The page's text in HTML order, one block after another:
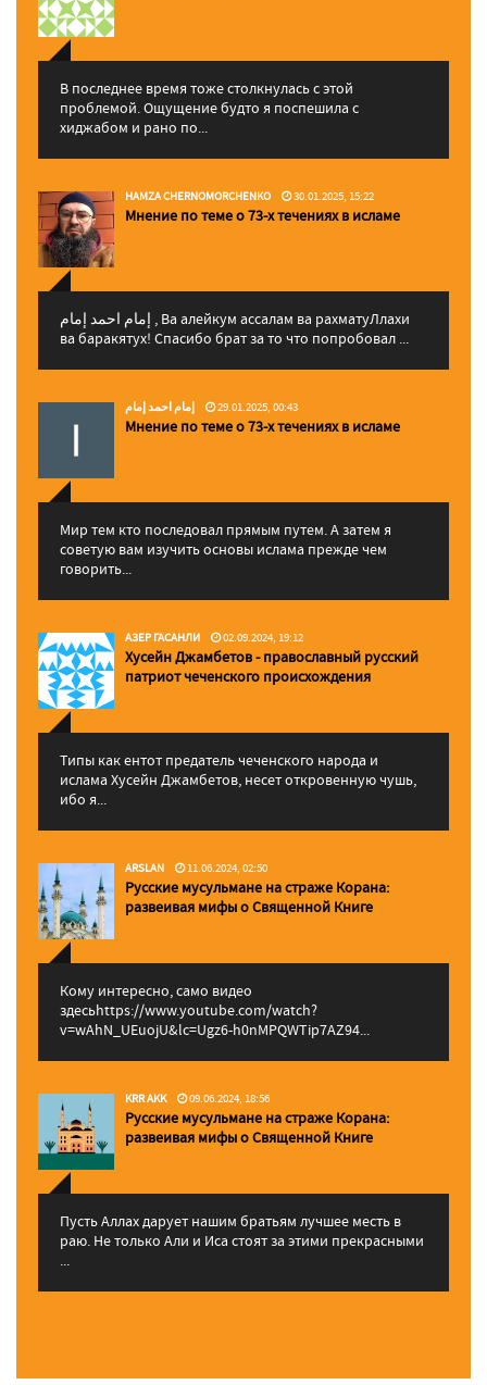
В последнее время тоже столкнулась с этой
проблемой. Ощущение будто я поспешила с
хиджабом и рано по...
HAMZA CHERNOMORCHENKO 30.01.2025, 15:22
Мнение по теме о 73-х течениях в исламе
إمام احمد إمام , Ва алейкум ассалам ва рахматуЛлахи
ва баракятух! Спасибо брат за то что попробовал ...
إمام احمد إمام 29.01.2025, 00:43
Мнение по теме о 73-х течениях в исламе
Мир тем кто последовал прямым путем. А затем я
советую вам изучить основы ислама прежде чем
говорить...
АЗЕР ГАСАНЛИ 02.09.2024, 19:12
Хусейн Джамбетов - православный русский
патриот чеченского происхождения
Типы как ентот предатель чеченского народа и
ислама Хусейн Джамбетов, несет откровенную чушь,
ибо я...
ARSLAN 11.06.2024, 02:50
Русские мусульмане на страже Корана:
pазвеивая мифы о Священной Книге
Кому интересно, само видео
здесьhttps://www.youtube.com/watch?
v=wAhN_UEuojU&lc=Ugz6-h0nMPQWTip7AZ94...
KRR AKK 09.06.2024, 18:56
Русские мусульмане на страже Корана:
pазвеивая мифы о Священной Книге
Пусть Аллах дарует нашим братьям лучшее месть в
раю. Не только Али и Иса стоят за этими прекрасными
...